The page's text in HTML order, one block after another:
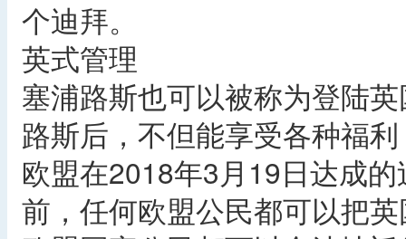
个迪拜。
英式管理
塞浦路斯也可以被称为登陆
路斯后，不但能享受各种福
欧盟在2018年3月19日达成
前，任何欧盟公民都可以把